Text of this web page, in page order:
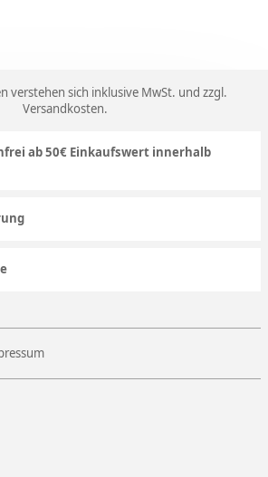
verstehen sich inklusive MwSt. und zzgl.
Versandkosten.
ab 50€ Einkaufswert innerhalb